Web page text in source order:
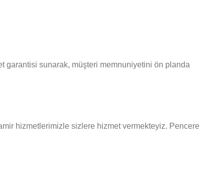
garantisi sunarak, müşteri memnuniyetini ön planda
hizmetlerimizle sizlere hizmet vermekteyiz. Pencere